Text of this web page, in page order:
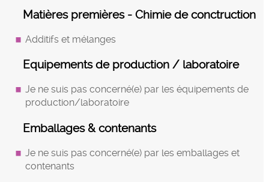
Matières premières - Chimie de conctruction
Additifs et mélanges
Equipements de production / laboratoire
Je ne suis pas concerné(e) par les équipements de
production/laboratoire
Emballages & contenants
Je ne suis pas concerné(e) par les emballages et
contenants